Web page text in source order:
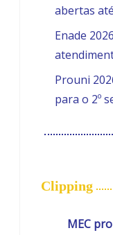
abertas
Enade
Prouni
para o 2º
Clipping
MEC